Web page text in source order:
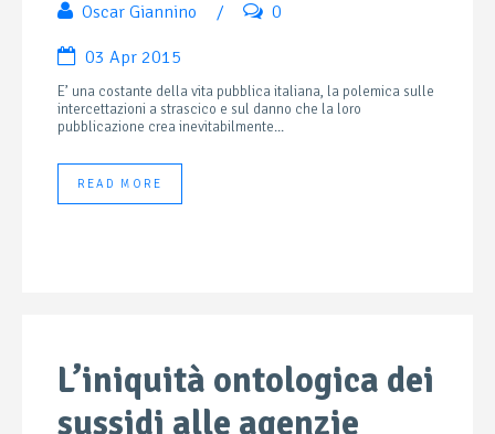
Oscar Giannino / 0
03 Apr 2015
E’ una costante della vita pubblica italiana, la polemica sulle
intercettazioni a strascico e sul danno che la loro
pubblicazione crea inevitabilmente...
READ MORE
L’iniquità ontologica dei
sussidi alle agenzie